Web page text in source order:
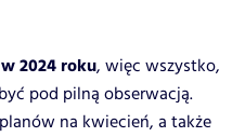
2024 roku, więc wszystko,
pod pilną obserwacją.
na kwiecień, a także